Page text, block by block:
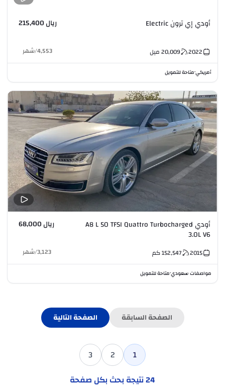
أودي إي ترون Electric ريال 215,400
2022
20,009 ميل 4,553
/شهر
أمريكي•متاحة للتمويل
أودي A8 L 50 TFSI Quattro Turbocharged
3.0L V6
ريال 68,000
2015
152,547كم 3,123
/شهر
مواصفات سعودي•متاحة للتمويل
الصفحة السابقة الصفحة التالية
1
2
3
24نتيجة بحث بكل صفحة